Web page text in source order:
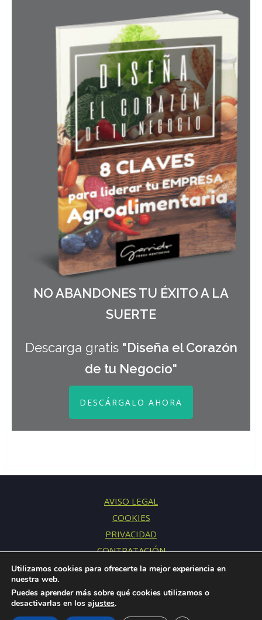
NO ABANDONES TU ÉXITO A LA
SUERTE
Descarga gratis "Diseña el Corazón
de tu Negocio"
DESCÁRGALO AHORA
AVISO LEGAL
COOKIES
PRIVACIDAD
CONTRATACIÓN
CONTACTO
© 2015-2026 Fresh Mentoring S.L.U. · Todos los derechos
Utilizamos cookies para ofrecerte la mejor experiencia en
nuestra web.
Puedes aprender más sobre qué cookies utilizamos o
desactivarlas en los ajustes.